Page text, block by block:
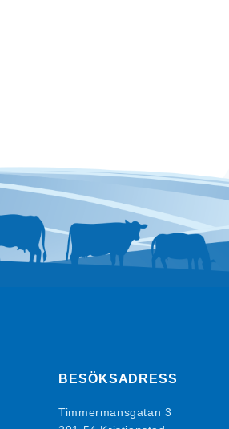
BESÖKSADRESS
Timmermansgatan 3